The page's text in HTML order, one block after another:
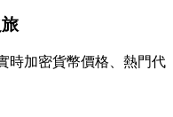
時加密貨幣價格、熱門代